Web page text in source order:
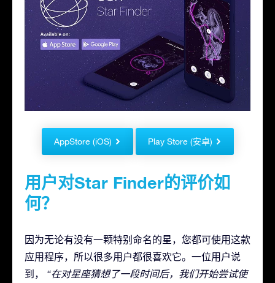
AppStore (iOS) Play Store (安卓)
用户对Star Finder的评价如
何？
因为无论有没有一颗特别命名的星，您都可使用这款
应用程序，所以很多用户都很喜欢它。一位用户说
到， “在对星座猜想了一段时间后，我们开始尝试使